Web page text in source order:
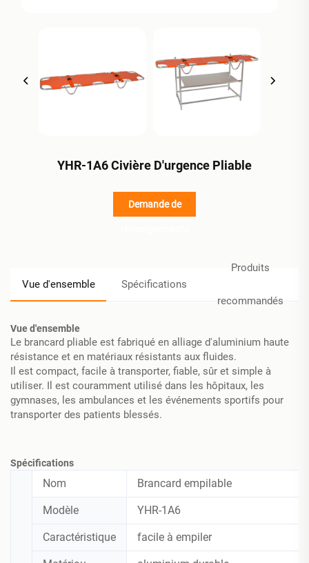
YHR-1A6 Civière D'urgence Pliable
Demande de
Vue d'ensemble Spécifications
Produits
recommandés
Vue d'ensemble
Le brancard pliable est fabriqué en alliage d'aluminium haute
résistance et en matériaux résistants aux fluides.
Il est compact, facile à transporter, fiable, sûr et simple à
utiliser. Il est couramment utilisé dans les hôpitaux, les
gymnases, les ambulances et les événements sportifs pour
transporter des patients blessés.
Spécifications
Nom Brancard empilable
Modèle YHR-1A6
Caractéristique facile à empiler